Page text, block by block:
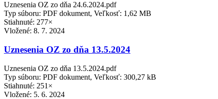
Uznesenia OZ zo dňa 24.6.2024.pdf
Typ súboru: PDF dokument, Veľkosť: 1,62 MB
Stiahnuté: 277×
Vložené: 8. 7. 2024
Uznesenia OZ zo dňa 13.5.2024
Uznesenia OZ zo dňa 13.5.2024.pdf
Typ súboru: PDF dokument, Veľkosť: 300,27 kB
Stiahnuté: 251×
Vložené: 5. 6. 2024